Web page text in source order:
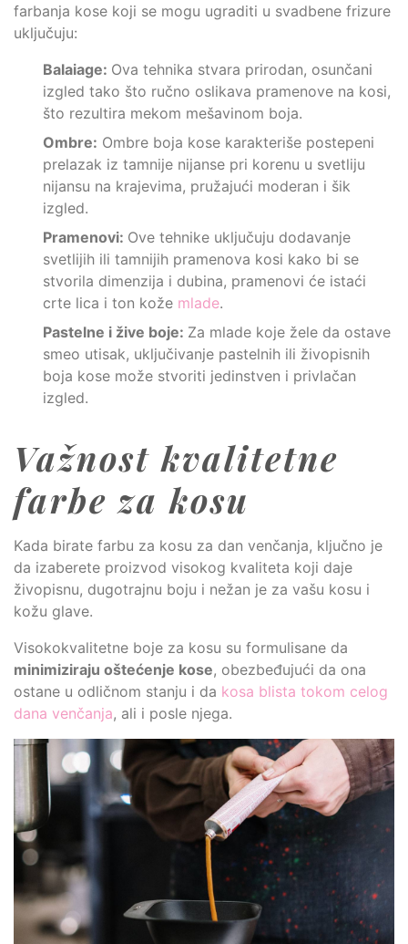
farbanja kose koji se mogu ugraditi u svadbene frizure
uključuju:
Balaiage: Ova tehnika stvara prirodan, osunčani
izgled tako što ručno oslikava pramenove na kosi,
što rezultira mekom mešavinom boja.
Ombre: Ombre boja kose karakteriše postepeni
prelazak iz tamnije nijanse pri korenu u svetliju
nijansu na krajevima, pružajući moderan i šik
izgled.
Pramenovi: Ove tehnike uključuju dodavanje
svetlijih ili tamnijih pramenova kosi kako bi se
stvorila dimenzija i dubina, pramenovi će istaći
crte lica i ton kože mlade.
Pastelne i žive boje: Za mlade koje žele da ostave
smeo utisak, uključivanje pastelnih ili živopisnih
boja kose može stvoriti jedinstven i privlačan
izgled.
Važnost kvalitetne
farbe za kosu
Kada birate farbu za kosu za dan venčanja, ključno je
da izaberete proizvod visokog kvaliteta koji daje
živopisnu, dugotrajnu boju i nežan je za vašu kosu i
kožu glave.
Visokokvalitetne boje za kosu su formulisane da
minimiziraju oštećenje kose, obezbeđujući da ona
ostane u odličnom stanju i da kosa blista tokom celog
dana venčanja, ali i posle njega.